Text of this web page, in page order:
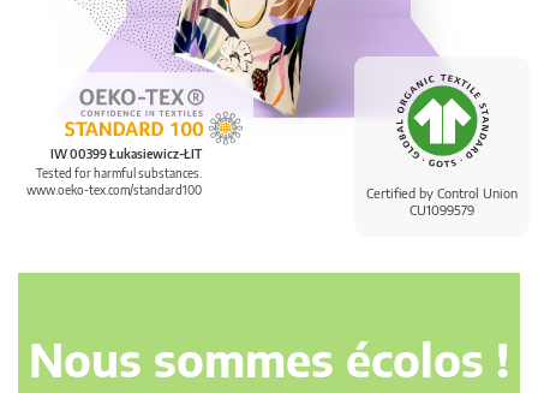
Certified by Control Union
CU1099579
IW 00399 Łukasiewicz-ŁIT
Tested for harmful substances.
www.oeko-tex.com/standard100
Nous sommes écolos !